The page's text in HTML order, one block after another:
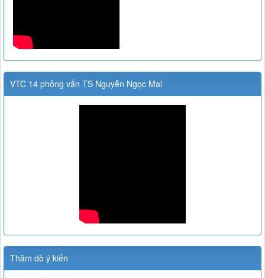
VTC 14 phỏng vấn TS Nguyễn Ngọc Mai
Thăm dò ý kiến